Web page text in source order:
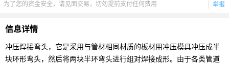
为了您的资金安全，请见面交易，切勿提前支付任何费用 举报
信息详情
冲压焊接弯头，它是采用与管材相同材质的板材用冲压模具冲压成半
块环形弯头，然后将两块半环弯头进行组对焊接成形。由于各类管道